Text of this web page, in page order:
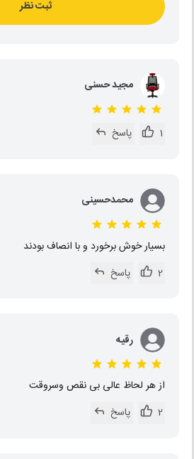
ثبت نظر
مجید حسنی
1 پاسخ
محمدحسینی
بسیار خوش برخورد و با انصاف بودند
2
پاسخ
رقیه
از هر لحاظ عالی بی نقص وسروقت
2
پاسخ